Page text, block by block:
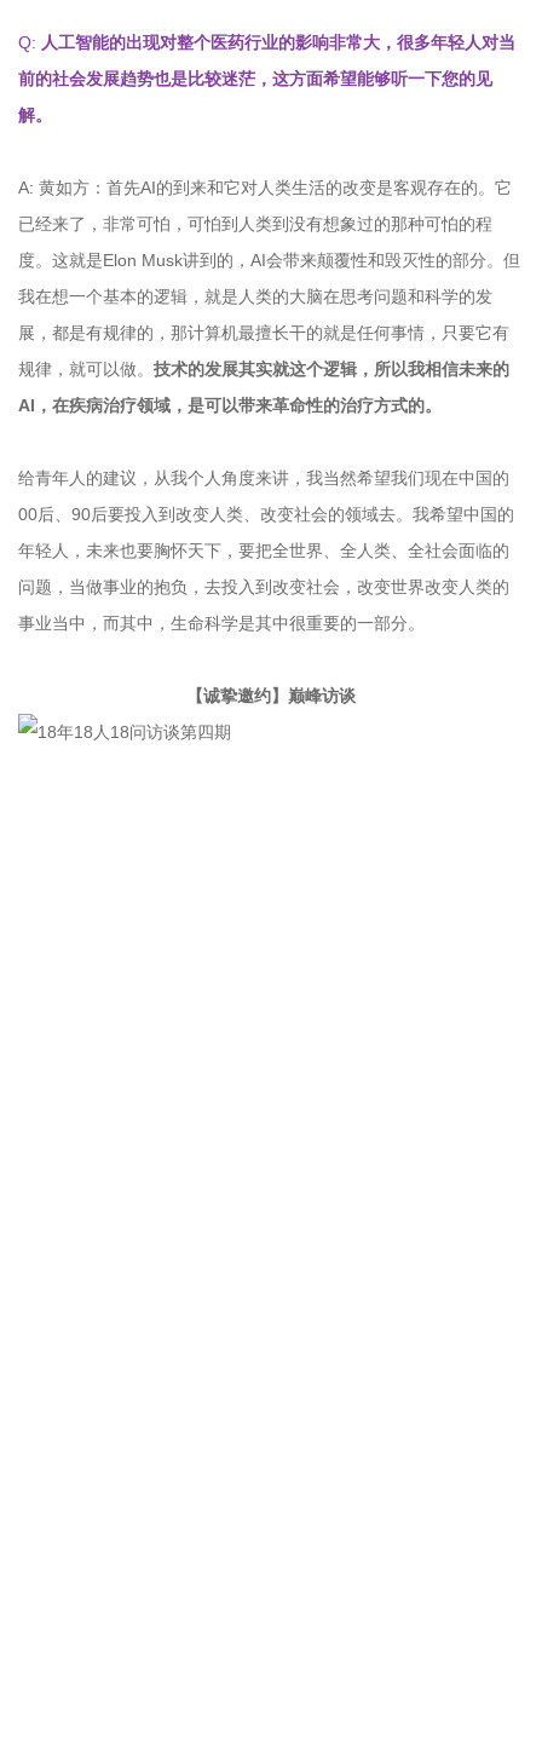
Q: 人工智能的出现对整个医药行业的影响非常大，很多年轻人对当
前的社会发展趋势也是比较迷茫，这方面希望能够听一下您的见
解。
A: 黄如方：首先AI的到来和它对人类生活的改变是客观存在的。它
已经来了，非常可怕，可怕到人类到没有想象过的那种可怕的程
度。这就是Elon Musk讲到的，AI会带来颠覆性和毁灭性的部分。但
我在想一个基本的逻辑，就是人类的大脑在思考问题和科学的发
展，都是有规律的，那计算机最擅长干的就是任何事情，只要它有
规律，就可以做。 技术的发展其实就这个逻辑，所以我相信未来的
AI，在疾病治疗领域，是可以带来革命性的治疗方式的。
给青年人的建议，从我个人角度来讲，我当然希望我们现在中国的
00后、90后要投入到改变人类、改变社会的领域去。我希望中国的
年轻人，未来也要胸怀天下，要把全世界、全人类、全社会面临的
问题，当做事业的抱负，去投入到改变社会，改变世界改变人类的
事业当中，而其中，生命科学是其中很重要的一部分。
【诚挚邀约】巅峰访谈